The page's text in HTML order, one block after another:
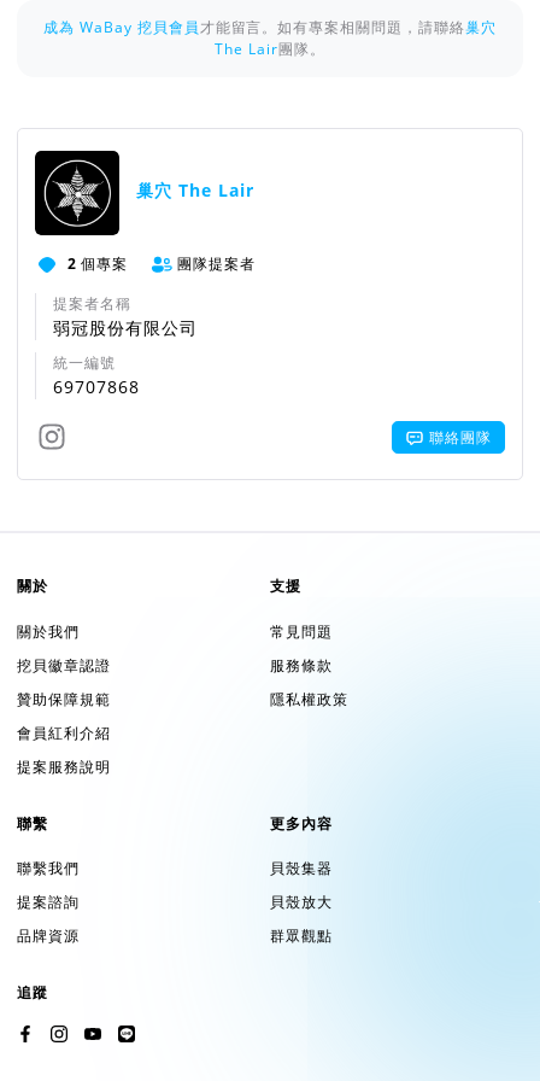
成為 WaBay 挖貝會員才能留言。如有專案相關問題，請聯絡巢穴
The Lair團隊。
巢穴 The Lair
2 個專案
團隊提案者
提案者名稱
弱冠股份有限公司
統一編號
69707868
聯絡團隊
關於
關於我們
挖貝徽章認證
贊助保障規範
會員紅利介紹
提案服務說明
支援
常見問題
服務條款
隱私權政策
聯繫
聯繫我們
提案諮詢
品牌資源
更多內容
貝殼集器
貝殼放大
群眾觀點
追蹤